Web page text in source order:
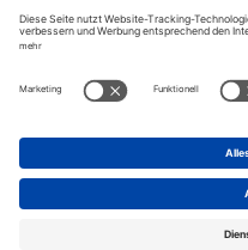
Impressum
Datenschutz